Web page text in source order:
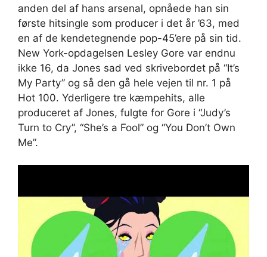
anden del af hans arsenal, opnåede han sin
første hitsingle som producer i det år ’63, med
en af ​​de kendetegnende pop-45’ere på sin tid.
New York-opdagelsen Lesley Gore var endnu
ikke 16, da Jones sad ved skrivebordet på “It’s
My Party” og så den gå hele vejen til nr. 1 på
Hot 100. Yderligere tre kæmpehits, alle
produceret af Jones, fulgte for Gore i “Judy’s
Turn to Cry”, “She’s a Fool” og “You Don’t Own
Me”.